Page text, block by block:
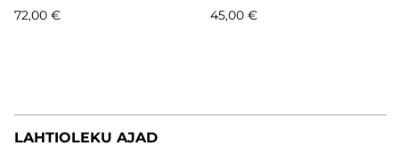
72,00 €
45,00 €
LAHTIOLEKU AJAD